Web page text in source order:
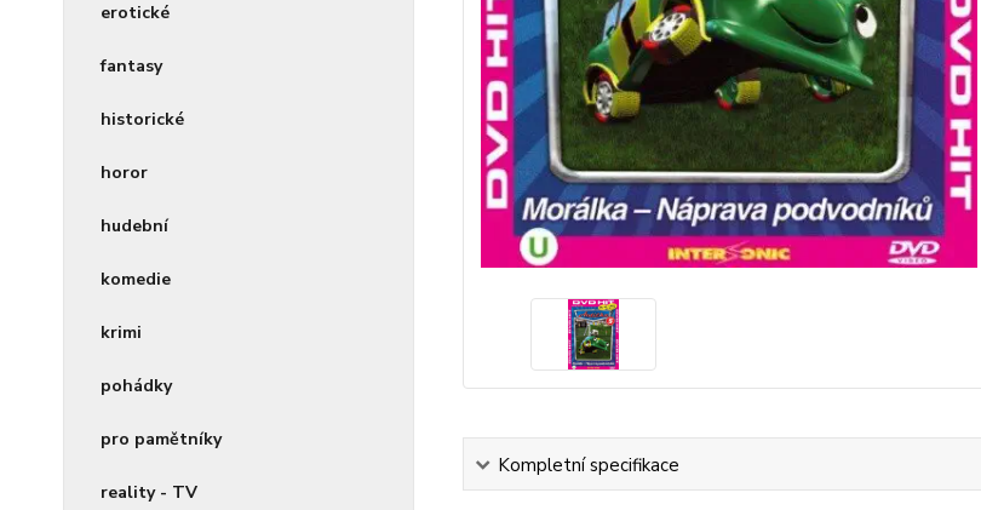
erotické
fantasy
historické
horor
hudební
komedie
krimi
pohádky
pro pamětníky
reality - TV
Kompletní specifikace